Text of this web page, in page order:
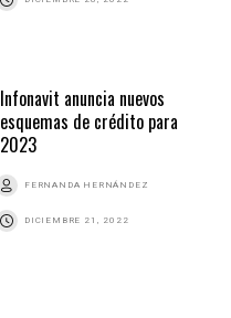
Infonavit anuncia nuevos
esquemas de crédito para
2023
FERNANDA HERNÁNDEZ
DICIEMBRE 21, 2022